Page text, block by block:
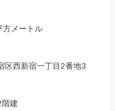
メートル
区西新宿一丁目2番地3
建